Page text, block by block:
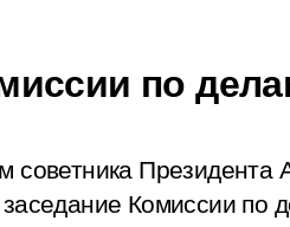
по
советника Президента
Комиссии по